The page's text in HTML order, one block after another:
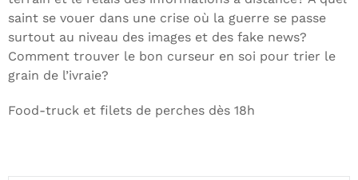
saint se vouer dans une crise où la guerre se passe
surtout au niveau des images et des fake news?
Comment trouver le bon curseur en soi pour trier le
grain de l’ivraie?
Food-truck et filets de perches dès 18h